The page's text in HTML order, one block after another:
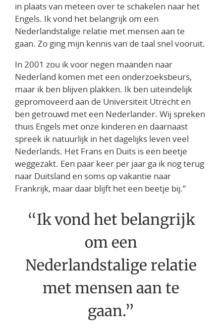
in plaats van meteen over te schakelen naar het
Engels. Ik vond het belangrijk om een
Nederlandstalige relatie met mensen aan te
gaan. Zo ging mijn kennis van de taal snel vooruit.
In 2001 zou ik voor negen maanden naar
Nederland komen met een onderzoeksbeurs,
maar ik ben blijven plakken. Ik ben uiteindelijk
gepromoveerd aan de Universiteit Utrecht en
ben getrouwd met een Nederlander. Wij spreken
thuis Engels met onze kinderen en daarnaast
spreek ik natuurlijk in het dagelijks leven veel
Nederlands. Het Frans en Duits is een beetje
weggezakt. Een paar keer per jaar ga ik nog terug
naar Duitsland en soms op vakantie naar
Frankrijk, maar daar blijft het een beetje bij.”
“Ik vond het belangrijk
om een
Nederlandstalige relatie
met mensen aan te
gaan.”